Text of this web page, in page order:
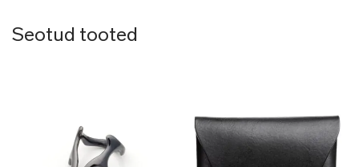
Seotud tooted